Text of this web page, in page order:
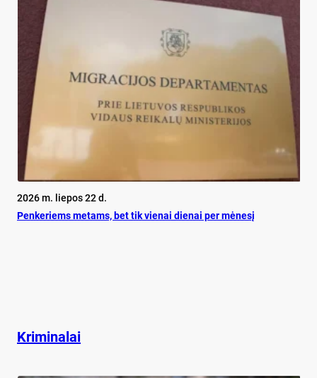
2026 m. liepos 22 d.
Pen­ke­riems me­tams, bet tik vie­nai die­nai per mė­ne­sį
Kriminalai